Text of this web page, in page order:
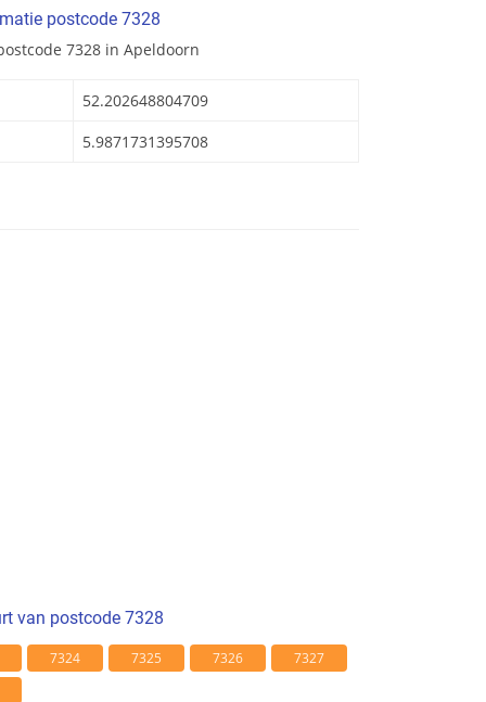
postcode 7328
7328 in Apeldoorn
52.202648804709
5.9871731395708
van postcode 7328
7324 7325 7326 7327